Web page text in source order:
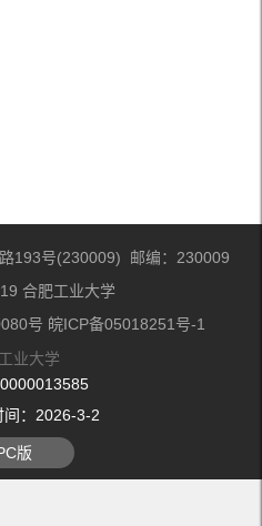
193号(230009) 邮编：230009
合肥工业大学
号 皖ICP备05018251号-1
业大学
0000013585
： 2026-3-2
版